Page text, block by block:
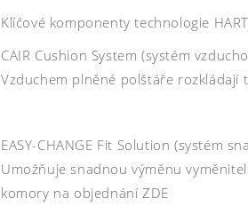
Klíčové komponenty technologie
CAIR Cushion System (systém
Vzduchem plněné polštáře rozkládají
EASY-CHANGE Fit Solution (systém
Umožňuje snadnou výměnu
komory na objednání ZDE